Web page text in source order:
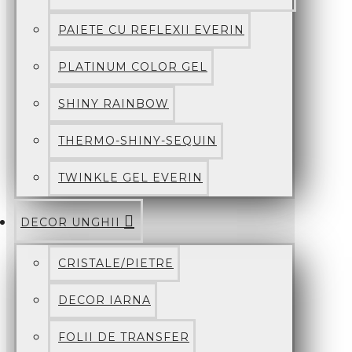
PAIETE CU REFLEXII EVERIN
PLATINUM COLOR GEL
SHINY RAINBOW
THERMO-SHINY-SEQUIN
TWINKLE GEL EVERIN
DECOR UNGHII
CRISTALE/PIETRE
DECOR IARNA
FOLII DE TRANSFER